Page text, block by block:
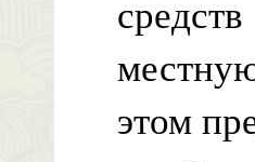
этом